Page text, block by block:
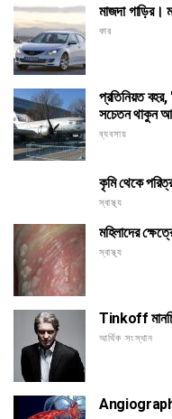
মাজদা গাড়ির।
কার
প্রতিনিয়ত
সচেতন থাকুন
ব্যবসায়
কৃমি থেকে
স্বাস্থ্য
মহিলাদের
স্বাস্থ্য
Tinkoff
আর্থিক সংস্থান
Angiography: